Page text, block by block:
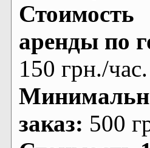
Стоимость
аренды по
150 грн./час.
заказ: 500